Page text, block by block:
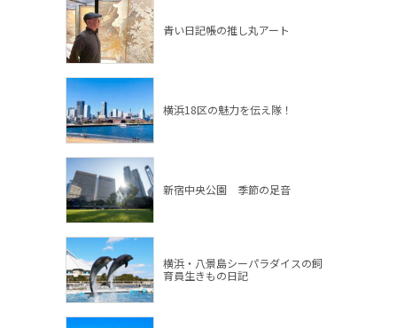
青い日記帳の推し丸アート
横浜18区の魅力を伝え隊！
新宿中央公園 季節の足音
横浜・八景島シーパラダイスの飼
育員生きもの日記